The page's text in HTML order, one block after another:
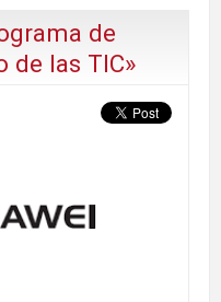
de
de las TIC»